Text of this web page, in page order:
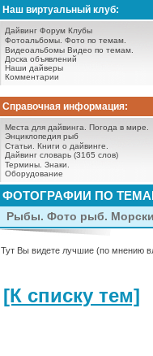
Наш виртуальный клуб:
Дайвинг Форум Клубы
Фотоальбомы. Фото по темам.
Видеоальбомы Видео по темам.
Доска объявлений
Наши дайверы
Комментарии
Справочная информация:
Места для дайвинга.
Погода в мире.
Энциклопедия рыб
Статьи.
Книги о дайвинге.
Дайвинг словарь (3165 слов)
Термины. Знаки.
Оборудование
ФОТОГРАФИИ ПО
Рыбы. Фото рыб.
Тут Вы видете лучшие (по мнению
[К списку тем]